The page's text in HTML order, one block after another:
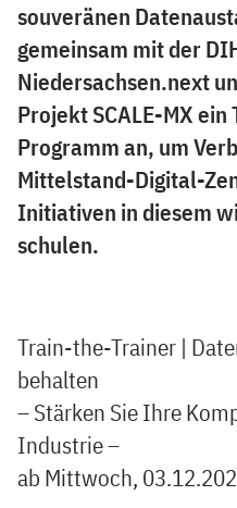
souveränen
gemeinsam mit der
Niedersachsen.next
Projekt SCALE-MX
Programm an, um
Mittelstand-Digital-
Initiativen in diesem
schulen.
Train-the-Trainer |
behalten
– Stärken Sie Ihre
Industrie –
ab Mittwoch,